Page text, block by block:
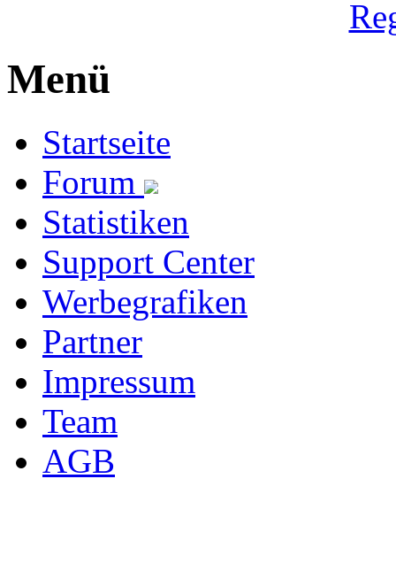
Menü
Startseite
Forum
Statistiken
Support Center
Werbegrafiken
Partner
Impressum
Team
AGB